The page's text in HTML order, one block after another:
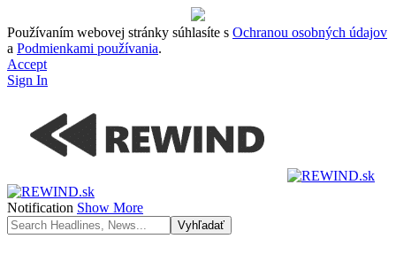
Používaním webovej stránky súhlasíte s Ochranou osobných údajov
a Podmienkami používania.
Accept
Sign In
Notification Show More